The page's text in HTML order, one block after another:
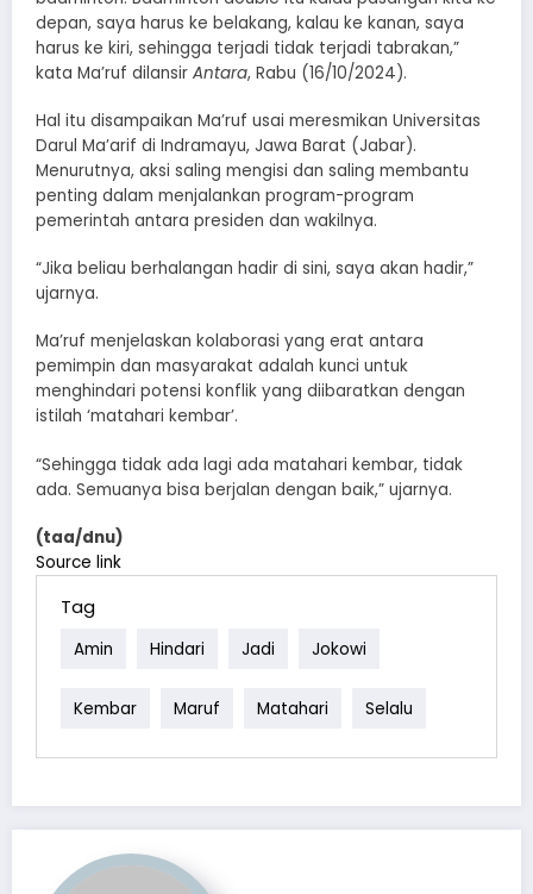
depan, saya harus ke belakang, kalau ke kanan, saya
harus ke kiri, sehingga terjadi tidak terjadi tabrakan,”
kata Ma’ruf dilansir Antara, Rabu (16/10/2024).
Hal itu disampaikan Ma’ruf usai meresmikan Universitas
Darul Ma’arif di Indramayu, Jawa Barat (Jabar).
Menurutnya, aksi saling mengisi dan saling membantu
penting dalam menjalankan program-program
pemerintah antara presiden dan wakilnya.
“Jika beliau berhalangan hadir di sini, saya akan hadir,”
ujarnya.
Ma’ruf menjelaskan kolaborasi yang erat antara
pemimpin dan masyarakat adalah kunci untuk
menghindari potensi konflik yang diibaratkan dengan
istilah ‘matahari kembar’.
“Sehingga tidak ada lagi ada matahari kembar, tidak
ada. Semuanya bisa berjalan dengan baik,” ujarnya.
(taa/dnu)
Source link
Tag
Amin Hindari Jadi Jokowi
Kembar Maruf Matahari Selalu